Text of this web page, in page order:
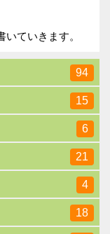
ていきます。
94
15
6
21
4
18